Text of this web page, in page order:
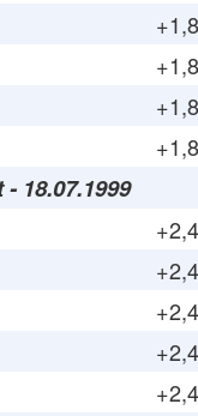
+1,8
+1,8
+1,8
+1,8
18.07.1999
+2,4
+2,4
+2,4
+2,4
+2,4